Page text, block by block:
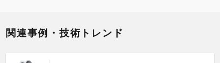
関連事例・技術トレンド